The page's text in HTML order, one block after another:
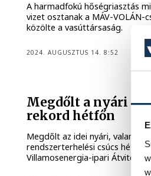
A harmadfokú hőségriasztás
vizet osztanak a MÁV-
közölte a vasúttársaság.
2024. AUGUSZTUS 14. 8:52
Megdőlt a nyári
rekord hétfőn
Megdőlt az idei nyári, valamint
rendszerterhelési csúcs
Villamosenergia-ipari Átviteli